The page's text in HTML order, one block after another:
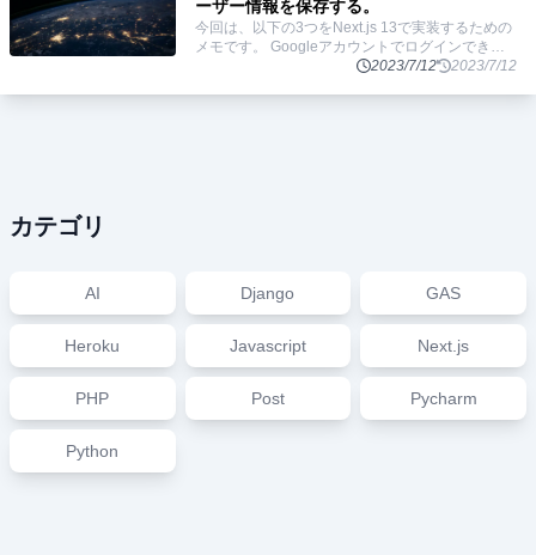
ーザー情報を保存する。
今回は、以下の3つをNext.js 13で実装するための
メモです。 Googleアカウントでログインできる
アカウント、セッション情報をFirestoreに保存す
2023/7/12 2023/7/12
カテゴリ
AI Django GAS
Heroku Javascript Next.js
PHP Post Pycharm
Python